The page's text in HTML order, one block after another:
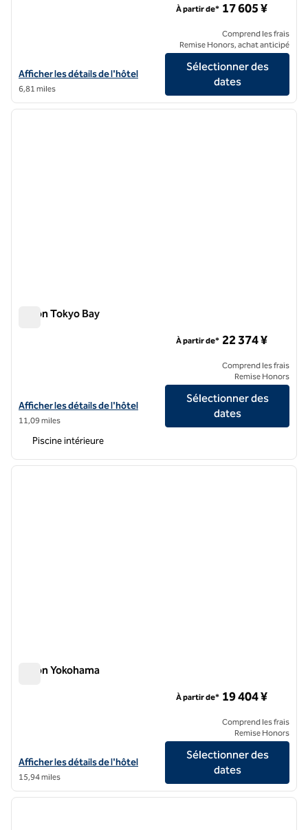
Afficher les détails de l'hôtel DoubleTree by Hilton Tokyo Ariake
Afficher les détails de l'hôtel
6,81 miles
À partir de* 17 605 ¥
Comprend les frais
Remise Honors, achat anticipé
Sélectionner des
dates
1/12
1 sur 12
Hilton Tokyo Bay
Afficher les détails de l'hôtel Hilton Tokyo Bay
Afficher les détails de l'hôtel
11,09 miles
À partir de* 22 374 ¥
Comprend les frais
Remise Honors
Sélectionner des
dates
Piscine intérieure
1 sur 12
Hilton Yokohama
Afficher les détails de l'hôtel Hilton Yokohama
Afficher les détails de l'hôtel
15,94 miles
À partir de* 19 404 ¥
Comprend les frais
Remise Honors
Sélectionner des
dates
1/12
1 sur 12